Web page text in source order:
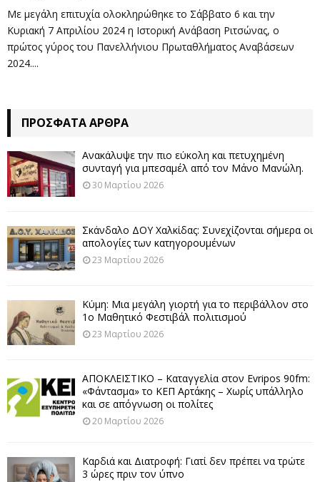
Με μεγάλη επιτυχία ολοκληρώθηκε το Σάββατο 6 και την
Κυριακή 7 Απριλίου 2024 η Ιστορική Ανάβαση Ριτσώνας, ο
πρώτος γύρος του Πανελλήνιου Πρωταθλήματος Αναβάσεων
2024....
ΠΡΌΣΦΑΤΑ ΆΡΘΡΑ
Ανακάλυψε την πιο εύκολη και πετυχημένη
συνταγή για μπεσαμέλ από τον Μάνο Μανώλη.
30 Μαρτίου 2026
Σκάνδαλο ΔΟΥ Χαλκίδας: Συνεχίζονται σήμερα οι
απολογίες των κατηγορουμένων
23 Μαρτίου 2026
Κύμη: Μια μεγάλη γιορτή για το περιβάλλον στο
1ο Μαθητικό Φεστιβάλ πολιτισμού
23 Μαρτίου 2026
ΑΠΟΚΛΕΙΣΤΙΚΟ – Καταγγελία στον Evripos 90fm:
«Φάντασμα» το ΚΕΠ Αρτάκης – Χωρίς υπάλληλο
και σε απόγνωση οι πολίτες
20 Μαρτίου 2026
Καρδιά και Διατροφή: Γιατί δεν πρέπει να τρώτε
3 ώρες πριν τον ύπνο